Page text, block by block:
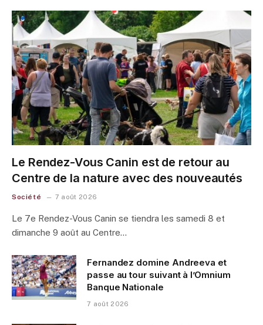
Le Rendez-Vous Canin est de retour au
Centre de la nature avec des nouveautés
Société 7 août 2026
Le 7e Rendez-Vous Canin se tiendra les samedi 8 et
dimanche 9 août au Centre…
Fernandez domine Andreeva et
passe au tour suivant à l’Omnium
Banque Nationale
7 août 2026